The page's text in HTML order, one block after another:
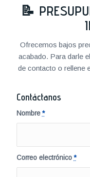
📝
Ofrecemos bajos
acabado. Para darle
de contacto o rellene
Contáctanos
Nombre*
Correo electrónico*